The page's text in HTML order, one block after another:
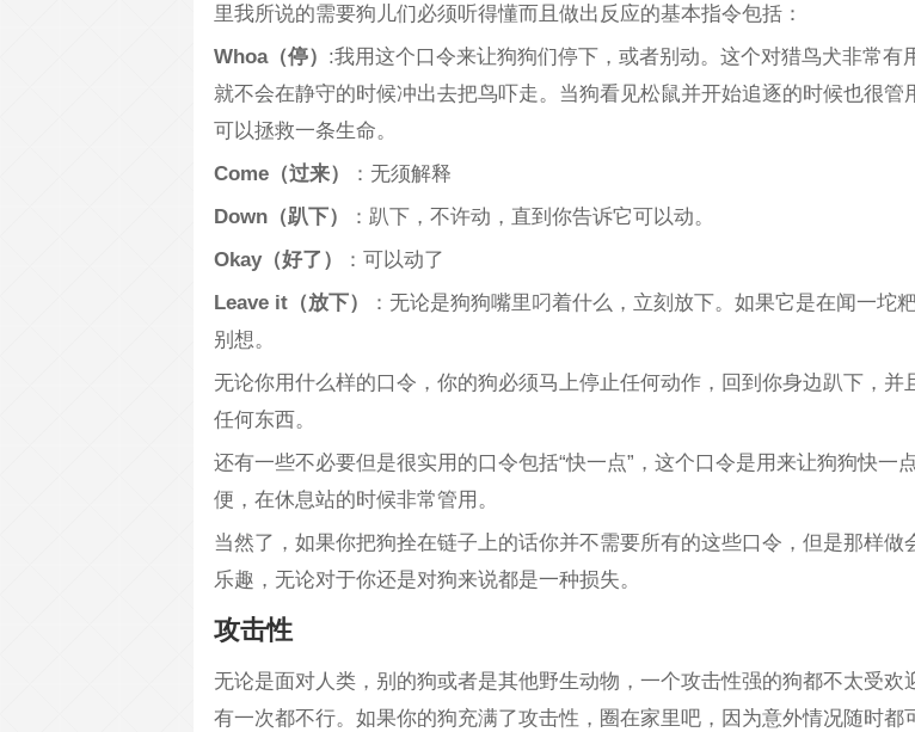
里我所说的需要狗儿们必须听得懂而且做出反应的基本指令包括：
Whoa（停） :我用这个口令来让狗狗们停下，或者别动。这个对猎鸟犬非常有
就不会在静守的时候冲出去把鸟吓走。当狗看见松鼠并开始追逐的时候也很管
可以拯救一条生命。
Come （过来）
：无须解释
Down （趴下）
：趴下，不许动，直到你告诉它可以动。
Okay（好了）
：可以动了
Leave it （放下）
：无论是狗狗嘴里叼着什么，立刻放下。如果它是在闻一坨
别想。
无论你用什么样的口令，你的狗必须马上停止任何动作，回到你身边趴下，并
任何东西。
还有一些不必要但是很实用的口令包括“快一点”，这个口令是用来让狗狗快一
便，在休息站的时候非常管用。
当然了，如果你把狗拴在链子上的话你并不需要所有的这些口令，但是那样做
乐趣，无论对于你还是对狗来说都是一种损失。
攻击性
无论是面对人类，别的狗或者是其他野生动物，一个攻击性强的狗都不太受欢
有一次都不行。如果你的狗充满了攻击性，圈在家里吧，因为意外情况随时都